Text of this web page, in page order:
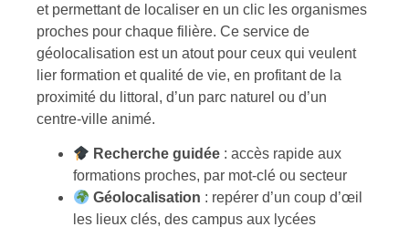
et permettant de localiser en un clic les organismes
proches pour chaque filière. Ce service de
géolocalisation est un atout pour ceux qui veulent
lier formation et qualité de vie, en profitant de la
proximité du littoral, d’un parc naturel ou d’un
centre-ville animé.
Recherche guidée : accès rapide aux
formations proches, par mot-clé ou secteur
Géolocalisation : repérer d’un coup d’œil
les lieux clés, des campus aux lycées